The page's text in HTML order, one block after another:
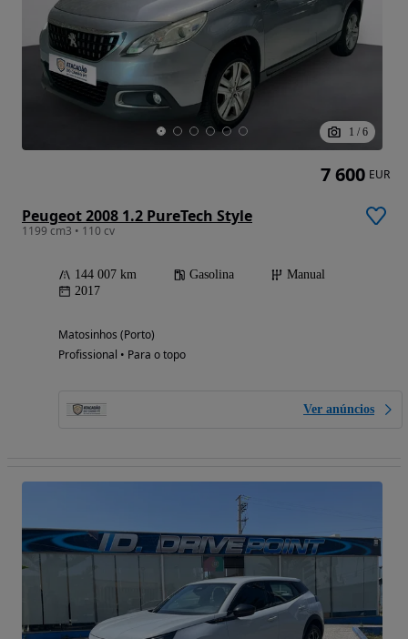
1 / 6
Peugeot 2008 1.2 PureTech Style
1199 cm3 • 110 cv
144 007 km Gasolina
Manual
2017
Matosinhos (Porto)
Profissional • Para o topo
Ver anúncios
7 600 EUR